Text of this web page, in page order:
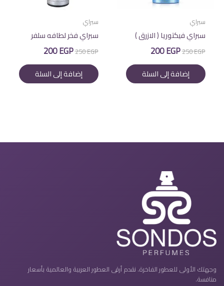
سبراي
سبراي فيكتوريا ( الازرق )
250EGP السعر
الأصلي
هو:
250 EGP.
200EGP
هو:
200 EGP.
إضافة إلى السلة
سبراي
سبراي فخر لطافه سلفر
250EGP السعر
الأصلي
هو:
250 EGP.
200EGP
هو:
200 EGP.
إضافة إلى السلة
وجهتك الأولى للعطور الفاخرة. نقدم أرقى العطور العربية والعالمية بأسعار
منافسة.